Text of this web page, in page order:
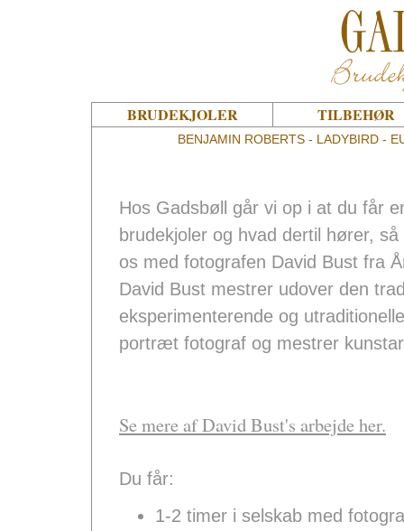
BRUDEKJOLER TILBEHØR
BENJAMIN ROBERTS - LADYBIRD -
Hos Gadsbøll går vi op i at du får
brudekjoler og hvad dertil hører,
os med fotografen David Bust fra
David Bust mestrer udover den
eksperimenterende og
portræt fotograf og mestrer
Se mere af David Bust's arbejde her.
Du får:
1-2 timer i selskab med